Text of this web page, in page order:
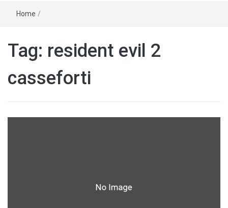
Home /
Tag: resident evil 2
casseforti